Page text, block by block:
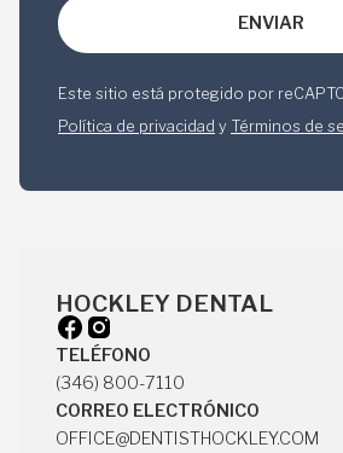
Este sitio está protegido por
Política de privacidad y Términos de
HOCKLEY DENTAL
TELÉFONO
(346) 800-7110
(346) 800-7110
CORREO ELECTRÓNICO
OFFICE@DENTISTHOCKLEY.COM